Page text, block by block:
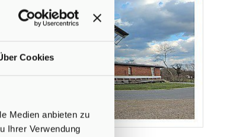
Cookies
Medien anbieten zu
Ihrer Verwendung